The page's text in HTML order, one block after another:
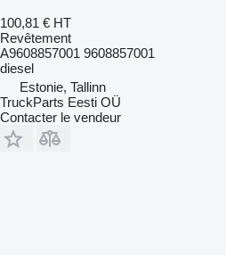
100,81 € HT
Revêtement
A9608857001 9608857001
diesel
Estonie, Tallinn
TruckParts Eesti OÜ
Contacter le vendeur